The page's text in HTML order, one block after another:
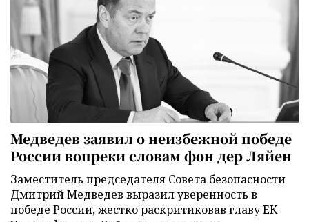
Медведев заявил о неизбежной победе
России вопреки словам фон дер Ляйен
Заместитель председателя Совета безопасности
Дмитрий Медведев выразил уверенность в
победе России, жестко раскритиковав главу ЕК